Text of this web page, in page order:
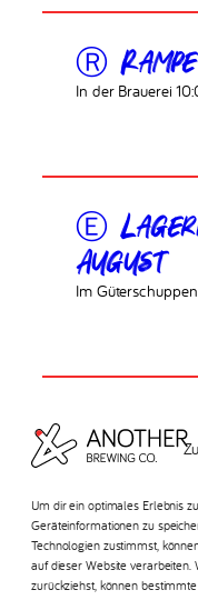
Um dir ein optimales Erlebnis
Geräteinformationen zu
Technologien zustimmst,
auf dieser Website
zurückziehst, können
Ⓡ
In der Brauerei
Ⓔ
August
Im
Ⓡ
In der Brauerei